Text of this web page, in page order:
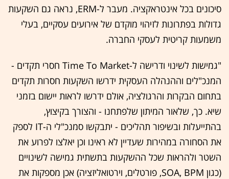
סיכונים בכל אינטראקציה. מעבר ל-ERM, נראה גם השקעות
גדולות בפתרונות לזיהוי מוקדם של אירועים עסקיים, בעלי
משמעות קריטית לעסקי החברה.
"גמישות לשינוי ודרישה ל-Time To Market חסרי תקדים -
המנכ"לים וההנהלה העסקית ידרשו השקעות חסרות תקדים
בתחום הבקרות והרגולציה, אולם ידרשו לראות יישום בזמני
שיא. כך, שלאור המיתון שלפתחנו - והצורך בקיצוץ,
בהתייעלות ובשיפור תהליכים - יתבקשו סמנכ"לי ה-IT לספק
את הסחורה במהירות שעדיין לא ראינו וכן יאלצו לפרוע את
השטר ולהראות שכל ההשקעות בתשתית גמישה לשינויים
(כגון SOA, BPM, פורטלים, וירטואליזציה) אכן מספקות את